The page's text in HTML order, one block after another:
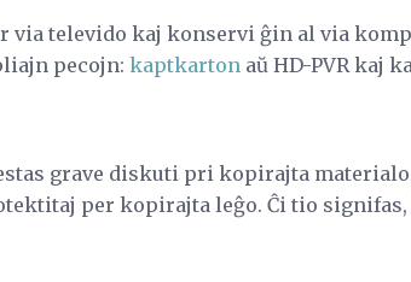
via televido kaj konservi ĝin al via
pecojn: kaptkarton aŭ HD-PVR kaj
grave diskuti pri kopirajta
per kopirajta leĝo. Ĉi tio